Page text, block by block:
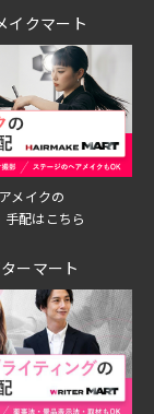
イクマート
メイクの
手配はこちら
ーマート